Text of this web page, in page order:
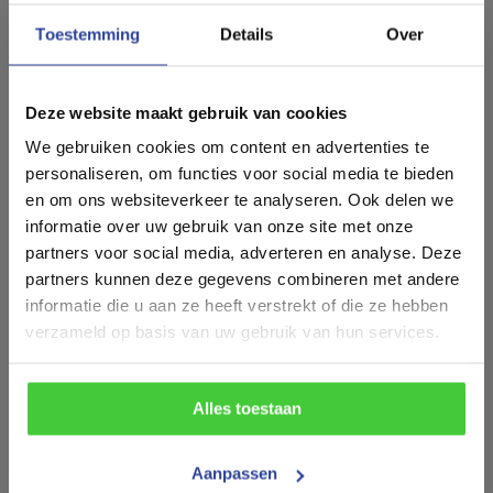
Toestemming Details Over
Deze website maakt gebruik van cookies
We gebruiken cookies om content en advertenties te
personaliseren, om functies voor social media te bieden
en om ons websiteverkeer te analyseren. Ook delen we
informatie over uw gebruik van onze site met onze
partners voor social media, adverteren en analyse. Deze
partners kunnen deze gegevens combineren met andere
informatie die u aan ze heeft verstrekt of die ze hebben
verzameld op basis van uw gebruik van hun services.
Alles toestaan
Aanpassen
3432
Maatvoering (inwendig)
485x200x190 cm (LxBxH)
Draagvermogen (bruto)
3100 kg
Aantal assen
Wij geloven in persoonlijk
Deze pagina geeft een impressie van de mogelijkheden op
het gebied van Konag bloemenwagens. Wij produceren
zowel seriematige modellen als maatwerk
bloemenwagens.
Om de hoge kwaliteit en service te kunnen waarborgen
verzoeken wij u vriendelijk vooraf aan uw bezoek aan een
afspraak in te plannen. Neem daarvoor telefonisch contact
op via+31 527652190of stuur een e-mail naar